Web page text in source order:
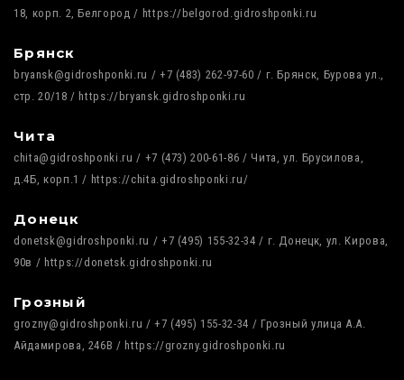
18, корп. 2, Белгород / https://belgorod.gidroshponki.ru
Брянск
bryansk@gidroshponki.ru / +7 (483) 262-97-60 / г. Брянск, Бурова ул.,
стр. 20/18 / https://bryansk.gidroshponki.ru
Чита
chita@gidroshponki.ru / +7 (473) 200-61-86 / Чита, ул. Брусилова,
д.4Б, корп.1 / https://chita.gidroshponki.ru/
Донецк
donetsk@gidroshponki.ru / +7 (495) 155-32-34 / г. Донецк, ул. Кирова,
90в / https://donetsk.gidroshponki.ru
Грозный
grozny@gidroshponki.ru / +7 (495) 155-32-34 / Грозный улица А.А.
Айдамирова, 246В / https://grozny.gidroshponki.ru